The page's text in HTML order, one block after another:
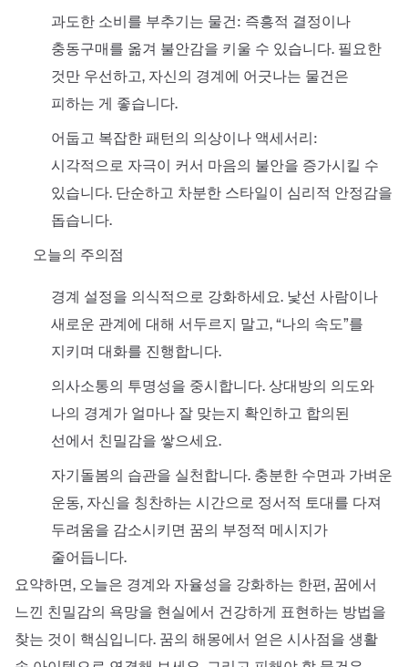
과도한 소비를 부추기는 물건: 즉흥적 결정이나
충동구매를 옮겨 불안감을 키울 수 있습니다. 필요한
것만 우선하고, 자신의 경계에 어긋나는 물건은
피하는 게 좋습니다.
어둡고 복잡한 패턴의 의상이나 액세서리:
시각적으로 자극이 커서 마음의 불안을 증가시킬 수
있습니다. 단순하고 차분한 스타일이 심리적 안정감을
돕습니다.
오늘의 주의점
경계 설정을 의식적으로 강화하세요. 낯선 사람이나
새로운 관계에 대해 서두르지 말고, “나의 속도”를
지키며 대화를 진행합니다.
의사소통의 투명성을 중시합니다. 상대방의 의도와
나의 경계가 얼마나 잘 맞는지 확인하고 합의된
선에서 친밀감을 쌓으세요.
자기돌봄의 습관을 실천합니다. 충분한 수면과 가벼운
운동, 자신을 칭찬하는 시간으로 정서적 토대를 다져
두려움을 감소시키면 꿈의 부정적 메시지가
줄어듭니다.
요약하면, 오늘은 경계와 자율성을 강화하는 한편, 꿈에서
느낀 친밀감의 욕망을 현실에서 건강하게 표현하는 방법을
찾는 것이 핵심입니다. 꿈의 해몽에서 얻은 시사점을 생활